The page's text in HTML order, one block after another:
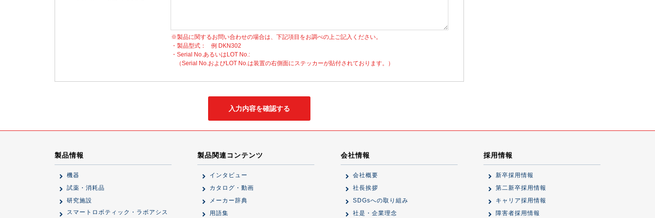
※製品に関するお問い合わせの場合は、下記項目をお調べの上ご記入ください。
・製品型式：
例 DKN302
・Serial No.あるいはLOT No.:
（Serial No.およびLOT No.は装置の右側面にステッカーが貼付されております。）
製品情報
機器
試薬・消耗品
研究施設
スマートロボティック・ラボアシス
製品関連コンテンツ
インタビュー
カタログ・動画
メーカー辞典
用語集
会社情報
会社概要
社長挨拶
SDGsへの取り組み
社是・企業理念
採用情報
新卒採用情報
第二新卒採用情報
キャリア採用情報
障害者採用情報